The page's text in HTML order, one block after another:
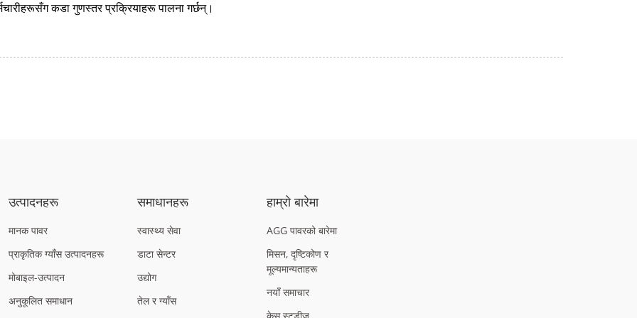
कडा गुणस्तर प्रक्रियाहरू पालना गर्छन्।
उत्पादनहरू
मानक पावर
प्राकृतिक ग्याँस उत्पादनहरू
मोबाइल-उत्पादन
अनुकूलित समाधान
समाधानहरू
स्वास्थ्य सेवा
डाटा सेन्टर
उद्योग
तेल र ग्याँस
हाम्रो बारेमा
AGG पावरको बारेमा
मिसन, दृष्टिकोण र
मूल्यमान्यताहरू
नयाँ समाचार